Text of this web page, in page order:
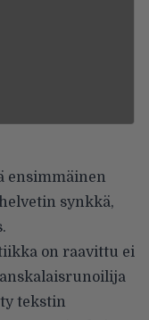
ensimmäinen
synkkä,
on raavittu ei
tekstin